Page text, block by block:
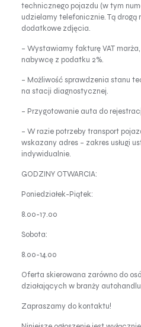
technicznego pojazdu (w tym
udzielamy telefonicznie. Tą drogą
dodatkowe zdjęcia.
– Wystawiamy fakturę VAT
nabywcę z podatku 2%.
– Możliwość sprawdzenia stanu
na stacji diagnostycznej.
– Przygotowanie auta do
– W razie potrzeby transport
wskazany adres – zakres usługi
indywidualnie.
GODZINY OTWARCIA:
Poniedziałek-Piątek:
8.00-17.00
Sobota:
8.00-14.00
Oferta skierowana zarówno do
działających w branży
Zapraszamy do kontaktu!